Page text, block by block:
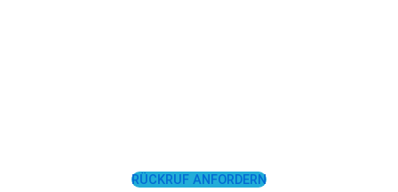
RÜCKRUF ANFORDERN